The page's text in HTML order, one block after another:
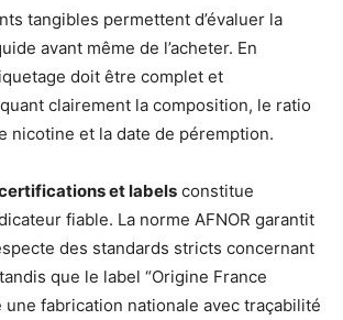
tangibles permettent d’évaluer la
avant même de l’acheter. En
doit être complet et
clairement la composition, le ratio
nicotine et la date de péremption.
et labels constitue
fiable. La norme AFNOR garantit
des standards stricts concernant
que le label “Origine France
une fabrication nationale avec traçabilité